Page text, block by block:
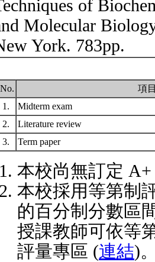
of
Molecular
York. 783pp.
No.
項
1.
Midterm exam
2.
Literature review
3.
Term paper
本校尚無訂定
本校採用等第制
的百分制分數區
授課教師可依等
評量專區 (連結)